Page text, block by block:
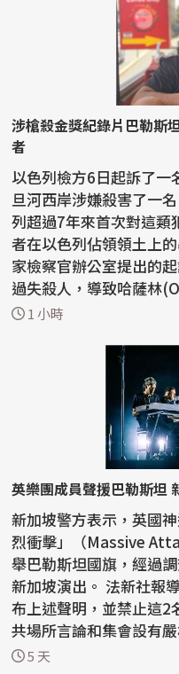
涉槍殺金獎紀錄片巴勒斯
者
以色列檢方6日起訴了一
旦河西岸涉嫌殺害了一
列超過7年來首次對這類
者在以色列佔領領土上的暴力事
家檢察官辦公室提出的
過失殺人，導致哈薩林
林...1 小時
英樂團成員聲援巴勒斯坦
新加坡警方表示，英國
烈衝擊」（Massive
舉巴勒斯坦國旗，經過
新加坡演出。 法新社報導，新加坡警方7月31日晚間發
布上述聲明，並禁止這2名樂
共場所言論和集會設有
示...5 天